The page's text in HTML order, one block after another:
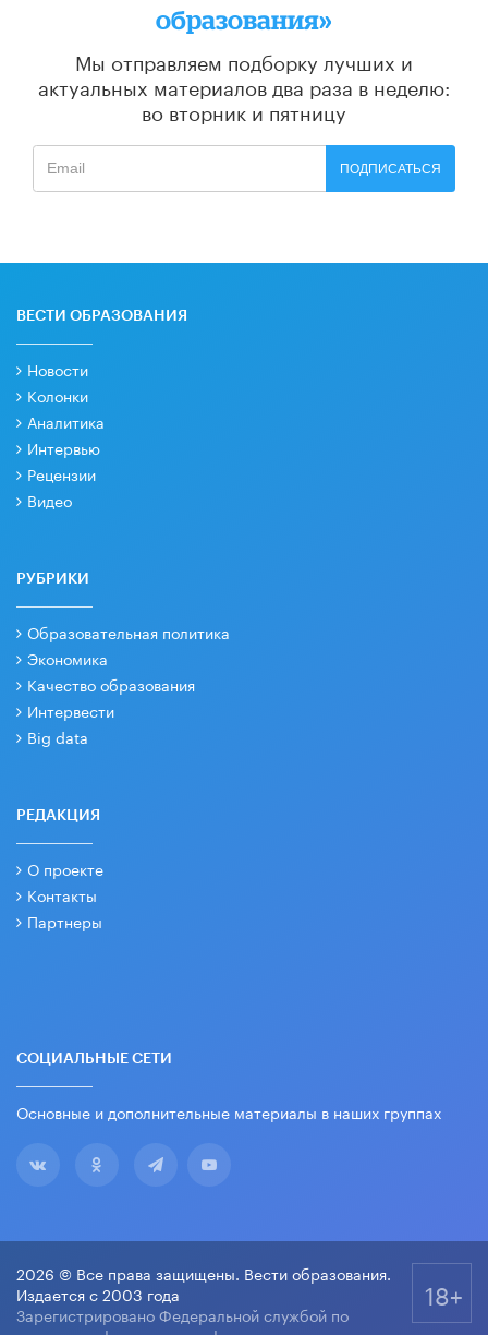
образования»
Мы отправляем подборку лучших и
актуальных материалов два раза в неделю:
во вторник и пятницу
ПОДПИСАТЬСЯ
ВЕСТИ ОБРАЗОВАНИЯ
Новости
Колонки
Аналитика
Интервью
Рецензии
Видео
РУБРИКИ
Образовательная политика
Экономика
Качество образования
Интервести
Big data
РЕДАКЦИЯ
О проекте
Контакты
Партнеры
СОЦИАЛЬНЫЕ СЕТИ
Основные и дополнительные материалы в наших группах
2026 © Все права защищены. Вести образования.
Издается с 2003 года
Зарегистрировано Федеральной службой по
18+